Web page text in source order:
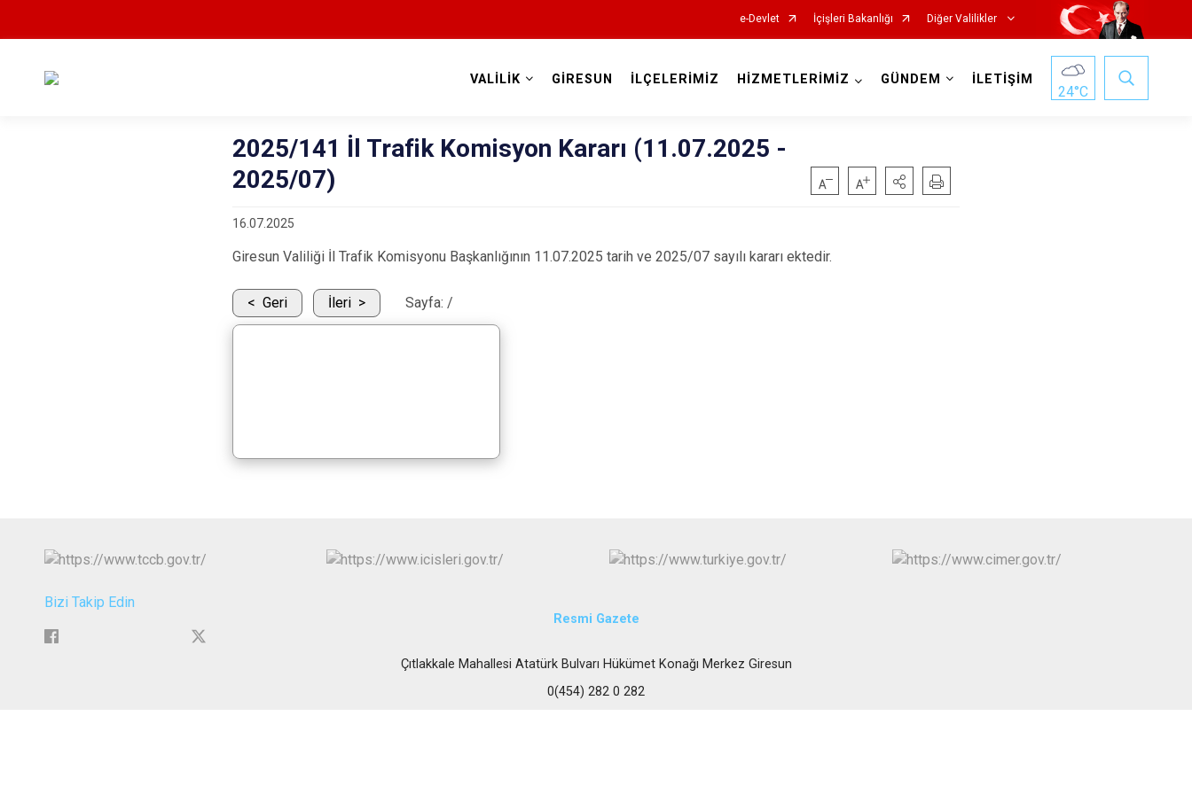
e-Devlet İçişleri Bakanlığı Diğer Valilikler
VALİLİK GİRESUN İLÇELERİMİZ HİZMETLERİMİZ GÜNDEM İLETİŞİM
24°C
2025/141 İl Trafik Komisyon Kararı (11.07.2025 -
2025/07)
16.07.2025
Giresun Valiliği İl Trafik Komisyonu Başkanlığının 11.07.2025 tarih ve 2025/07 sayılı kararı ektedir.
Geri İleri Sayfa: /
Bizi Takip Edin
Resmi Gazete
Çıtlakkale Mahallesi Atatürk Bulvarı Hükümet Konağı Merkez Giresun
0(454) 282 0 282